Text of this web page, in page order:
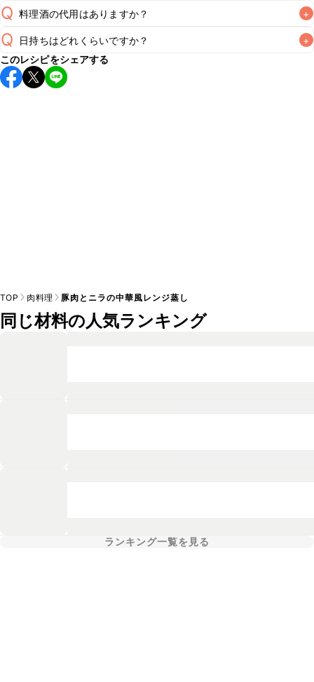
Q 料理酒の代用はありますか？ +
A
Q 日持ちはどれくらいですか？ +
保存期間は冷蔵で翌日中が目安です。なるべくお早めにお召
し上がりください。
このレシピをシェアする
TOP 肉料理 豚肉とニラの中華風レンジ蒸し
同じ材料の人気ランキング
ランキング一覧を見る